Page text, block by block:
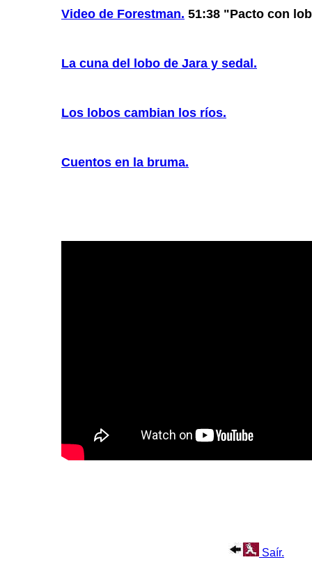
Video de Forestman. 51:38 "Pacto con
La cuna del lobo de Jara y sedal.
Los lobos cambian los ríos.
Cuentos en la bruma.
Saír.